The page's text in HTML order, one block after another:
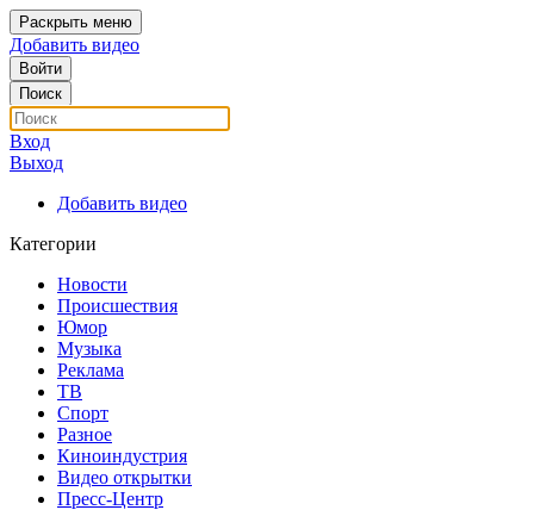
Раскрыть меню
Добавить видео
Войти
Поиск
Вход
Выход
Добавить видео
Категории
Новости
Происшествия
Юмор
Музыка
Реклама
ТВ
Спорт
Разное
Киноиндустрия
Видео открытки
Пресс-Центр